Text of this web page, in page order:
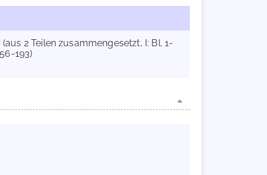
2 Teilen zusammengesetzt, I: Bl. 1-
193)